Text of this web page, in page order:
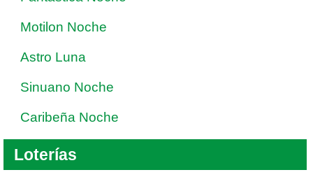
Motilon Noche
Astro Luna
Sinuano Noche
Caribeña Noche
Loterías